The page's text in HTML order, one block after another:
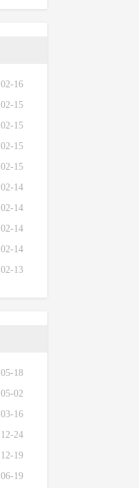
02-16
02-15
02-15
02-15
02-15
02-14
02-14
02-14
02-14
02-13
05-18
05-02
03-16
12-24
12-19
06-19